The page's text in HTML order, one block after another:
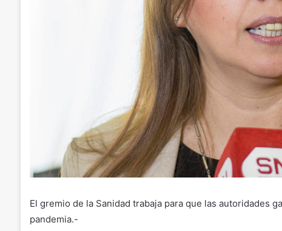
El gremio de la Sanidad trabaja para que las autoridades
pandemia.-